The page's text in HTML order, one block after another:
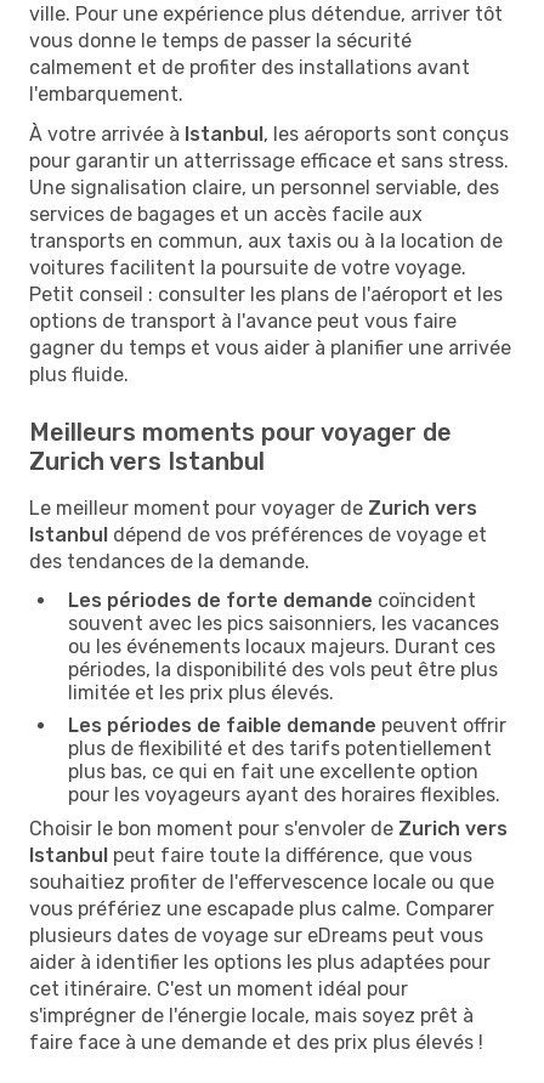
ville. Pour une expérience plus détendue, arriver tôt
vous donne le temps de passer la sécurité
calmement et de profiter des installations avant
l'embarquement.
À votre arrivée à Istanbul, les aéroports sont conçus
pour garantir un atterrissage efficace et sans stress.
Une signalisation claire, un personnel serviable, des
services de bagages et un accès facile aux
transports en commun, aux taxis ou à la location de
voitures facilitent la poursuite de votre voyage.
Petit conseil : consulter les plans de l'aéroport et les
options de transport à l'avance peut vous faire
gagner du temps et vous aider à planifier une arrivée
plus fluide.
Meilleurs moments pour voyager de
Zurich vers Istanbul
Le meilleur moment pour voyager de Zurich vers
Istanbul dépend de vos préférences de voyage et
des tendances de la demande.
Les périodes de forte demande coïncident
souvent avec les pics saisonniers, les vacances
ou les événements locaux majeurs. Durant ces
périodes, la disponibilité des vols peut être plus
limitée et les prix plus élevés.
Les périodes de faible demande peuvent offrir
plus de flexibilité et des tarifs potentiellement
plus bas, ce qui en fait une excellente option
pour les voyageurs ayant des horaires flexibles.
Choisir le bon moment pour s'envoler de Zurich vers
Istanbul peut faire toute la différence, que vous
souhaitiez profiter de l'effervescence locale ou que
vous préfériez une escapade plus calme. Comparer
plusieurs dates de voyage sur eDreams peut vous
aider à identifier les options les plus adaptées pour
cet itinéraire. C'est un moment idéal pour
s'imprégner de l'énergie locale, mais soyez prêt à
faire face à une demande et des prix plus élevés !